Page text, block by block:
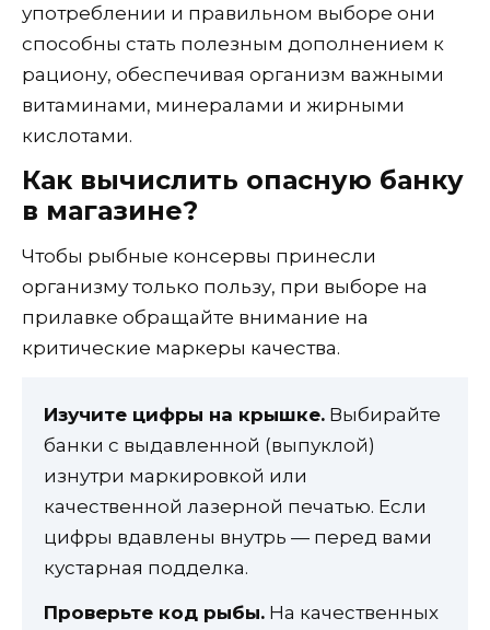
употреблении и правильном выборе они
способны стать полезным дополнением к
рациону, обеспечивая организм важными
витаминами, минералами и жирными
кислотами.
Как вычислить опасную банку
в магазине?
Чтобы рыбные консервы принесли
организму только пользу, при выборе на
прилавке обращайте внимание на
критические маркеры качества.
Изучите цифры на крышке. Выбирайте
банки с выдавленной (выпуклой)
изнутри маркировкой или
качественной лазерной печатью. Если
цифры вдавлены внутрь — перед вами
кустарная подделка.
Проверьте код рыбы. На качественных